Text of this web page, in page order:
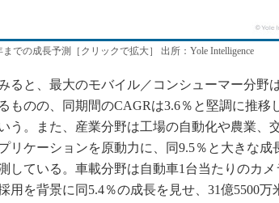
での成長予測［クリックで拡大］ 出所：Yole Intelligence
と、最大のモバイル／コンシューマー分野
ものの、同期間のCAGRは3.6％と堅調に推移
う。また、産業分野は工場の自動化や農業、
リケーションを原動力に、同9.5％と大きな成
している。車載分野は自動車1台当たりのカ
用を背景に同5.4％の成長を見せ、31億5500万